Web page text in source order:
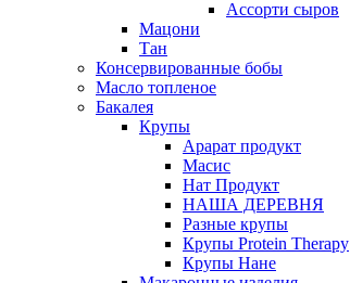
Ассорти сыров
Мацони
Тан
Консервированные бобы
Масло топленое
Бакалея
Крупы
Арарат продукт
Масис
Нат Продукт
НАША ДЕРЕВНЯ
Разные крупы
Крупы Protein Therapy
Крупы Нане